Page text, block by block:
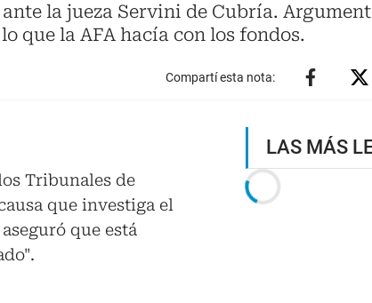
la jueza Servini de Cubría.
que la AFA hacía con los fondos.
Compartí esta nota:
Tribunales de
que investiga el
que está
LAS MÁS